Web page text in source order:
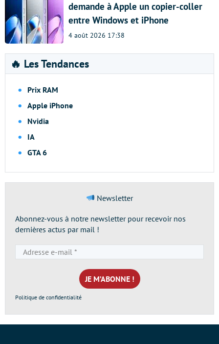
demande à Apple un copier-coller
entre Windows et iPhone
4 août 2026 17:38
🔥 Les Tendances
Prix RAM
Apple iPhone
Nvidia
IA
GTA 6
Newsletter
Abonnez-vous à notre newsletter pour recevoir nos
dernières actus par mail !
e-
mail
*
Politique de confidentialité